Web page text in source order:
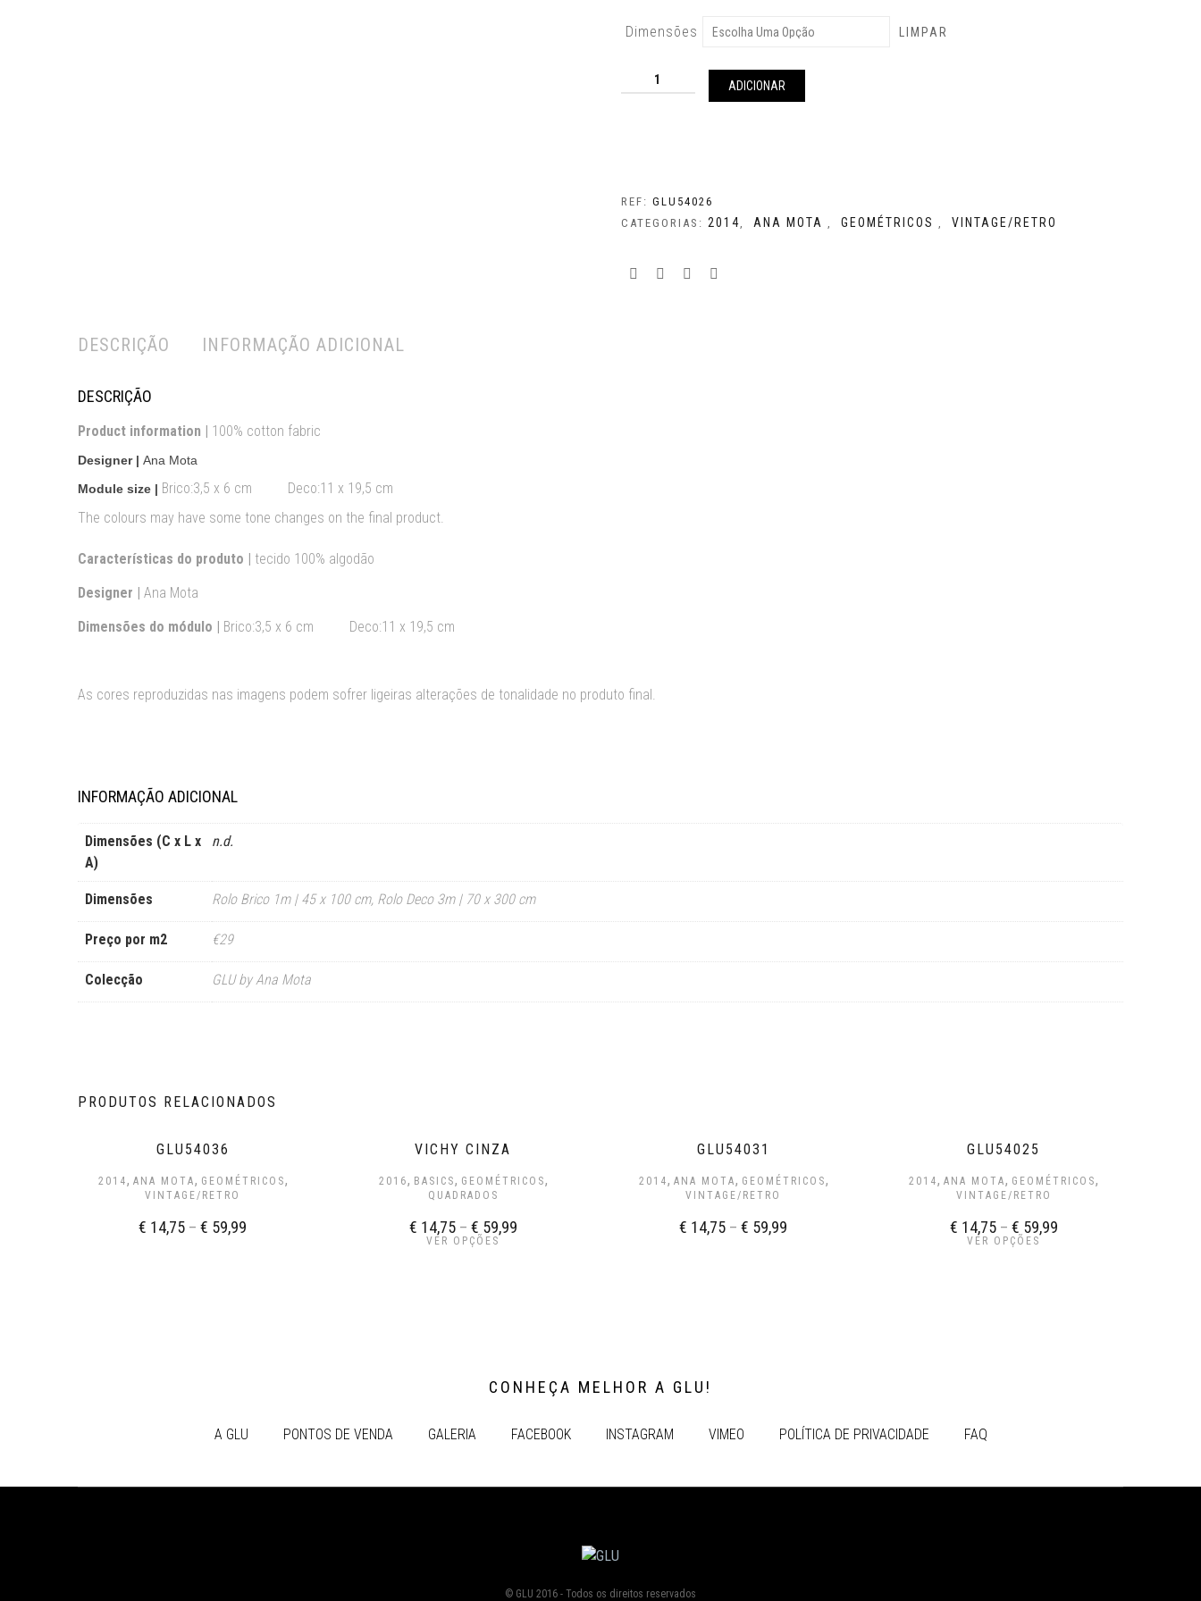
Dimensões LIMPAR
Quantidade
ADICIONAR
REF:GLU54026
CATEGORIAS:2014, ANA MOTA , GEOMÉTRICOS , VINTAGE/RETRO
DESCRIÇÃO INFORMAÇÃO ADICIONAL
DESCRIÇÃO
Product information | 100% cotton fabric
Designer | Ana Mota
Module size | Brico:3,5 x 6 cm Deco:11 x 19,5 cm
The colours may have some tone changes on the final product.
Características do produto | tecido 100% algodão
Designer | Ana Mota
Dimensões do módulo | Brico:3,5 x 6 cm Deco:11 x 19,5 cm
As cores reproduzidas nas imagens podem sofrer ligeiras alterações de tonalidade no produto final.
INFORMAÇÃO ADICIONAL
Dimensões (C x L x
A)
n.d.
Dimensões Rolo Brico 1m | 45 x 100 cm, Rolo Deco 3m | 70 x 300 cm
Preço por m2 €29
Colecção GLU by Ana Mota
PRODUTOS RELACIONADOS
GLU54036
2014, ANA MOTA, GEOMÉTRICOS,
VINTAGE/RETRO
€ 14,75 –€ 59,99
VICHY CINZA
2016, BASICS, GEOMÉTRICOS,
QUADRADOS
€ 14,75– € 59,99
VER OPÇÕES
GLU54031
2014, ANA MOTA, GEOMÉTRICOS,
VINTAGE/RETRO
€ 14,75 –€ 59,99
GLU54025
2014,ANA MOTA, GEOMÉTRICOS,
VINTAGE/RETRO
€ 14,75– € 59,99
VER OPÇÕES
CONHEÇA MELHOR A GLU!
A GLU PONTOS DE VENDA GALERIA FACEBOOK INSTAGRAM VIMEO POLÍTICA DE PRIVACIDADE FAQ
© GLU 2016 - Todos os direitos reservados